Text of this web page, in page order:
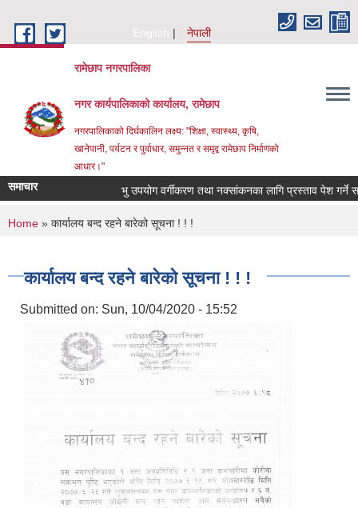
English
नेपाली
रामेछाप नगरपालिका
नगर कार्यपालिकाको कार्यालय, रामेछाप
नगरपालिकाको दिर्घकालिन लक्ष्य: "शिक्षा, स्वास्थ्य, कृषि,
खानेपानी, पर्यटन र पुर्वाधार, समुन्नत र समृद्व रामेछाप निर्माणको
आधार।"
समाचार भु उपयोग वर्गीकरण तथा नक्सांकनका लागि प्रस्ताव पेश गर्ने
You are here
Home » कार्यालय बन्द रहने बारेको सूचना ! ! !
कार्यालय बन्द रहने बारेको सूचना ! ! !
Submitted on: Sun, 10/04/2020 - 15:52